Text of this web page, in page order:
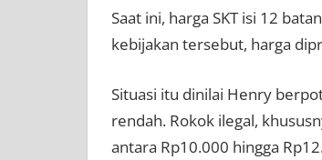
Saat ini, harga SKT isi 12
kebijakan tersebut, harga
Situasi itu dinilai Henry
rendah. Rokok ilegal,
antara Rp10.000 hingga